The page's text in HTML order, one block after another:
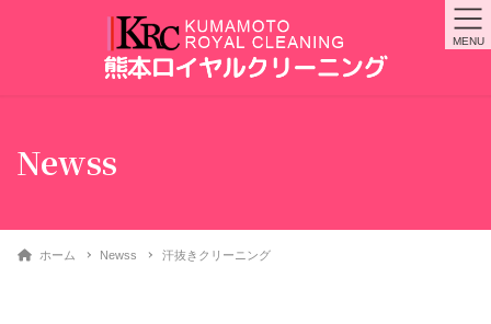
Newss
ホーム Newss 汗抜きクリーニング
MENU